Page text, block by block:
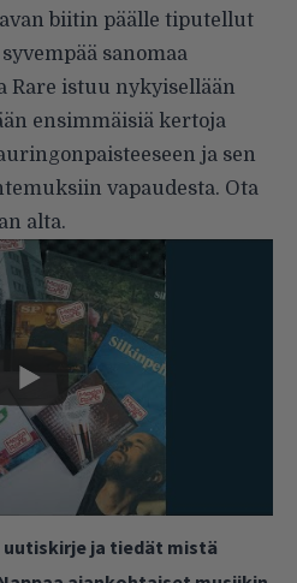
biitin päälle tiputellut
sanomaa
Rare istuu nykyisellään
ensimmäisiä kertoja
ja sen
vapaudesta. Ota
alta.
uutiskirje ja tiedät mistä